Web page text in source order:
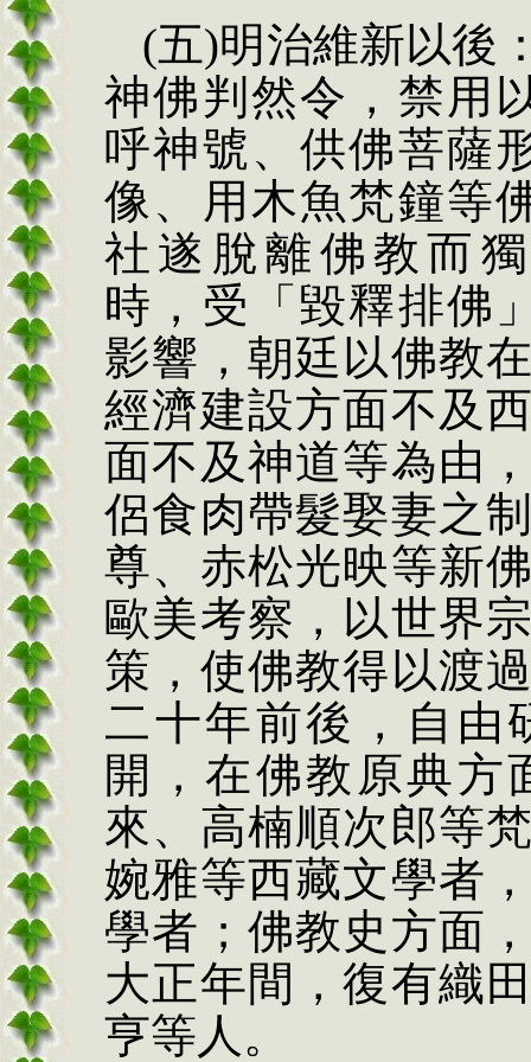
(五)明治維新以後
神佛判然令，禁用
呼神號、供佛菩薩
像、用木魚梵鐘等
社遂脫離佛教而
時，受「毀釋排佛
影響，朝廷以佛教
經濟建設方面不及
面不及神道等為由
侶食肉帶髮娶妻之
尊、赤松光映等新
歐美考察，以世界
策，使佛教得以渡
二十年前後，自由
開，在佛教原典方
來、高楠順次郎等
婉雅等西藏文學者
學者；佛教史方面
大正年間，復有織
亨等人。